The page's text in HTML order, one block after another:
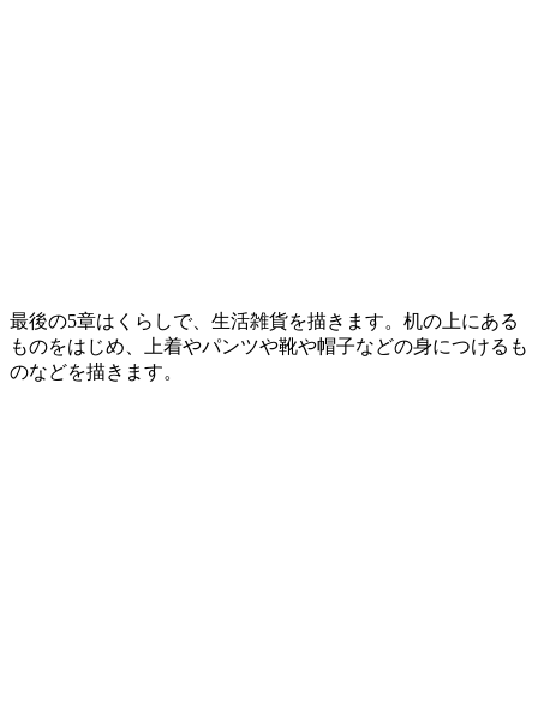
最後の5章はくらしで、生活雑貨を描きます。机の上にある
ものをはじめ、上着やパンツや靴や帽子などの身につけるも
のなどを描きます。